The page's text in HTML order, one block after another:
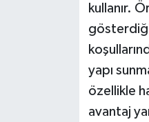
kullanır.
gösterdiği
yapı
özellikle
avantaj